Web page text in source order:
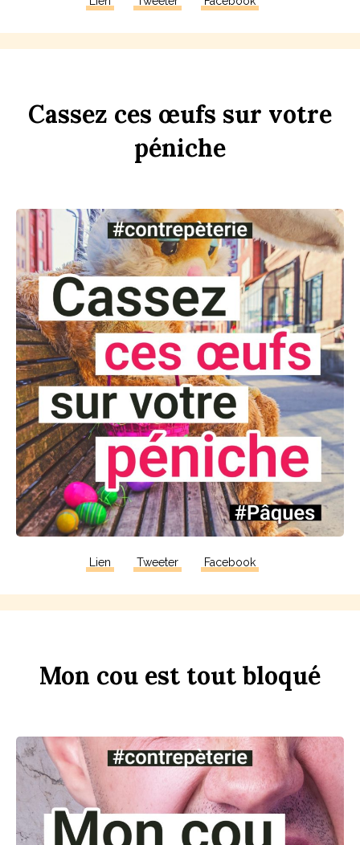
Cassez ces œufs sur votre
péniche
Lien Tweeter Facebook
Mon cou est tout bloqué